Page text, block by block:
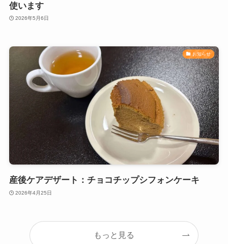
使います
2026年5月6日
お知らせ
産後ケアデザート：チョコチップシフォンケーキ
2026年4月25日
もっと見る